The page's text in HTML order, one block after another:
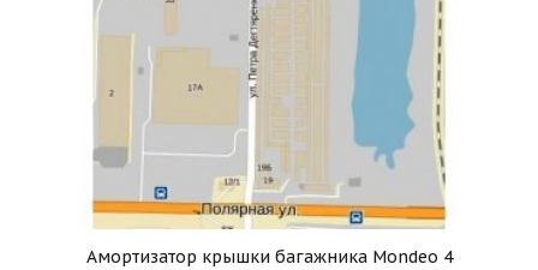
Амортизатор крышки багажника Mondeo 4